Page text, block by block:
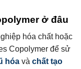
ở đâu
hóa chất hoặc
Copolymer để sử
hóa và chất tạo